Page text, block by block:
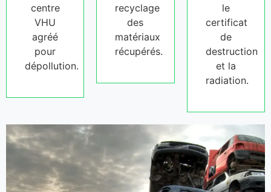
centre
VHU
agréé
pour
dépollution.
recyclage
des
matériaux
récupérés.
le
certificat
de
destruction
et la
radiation.